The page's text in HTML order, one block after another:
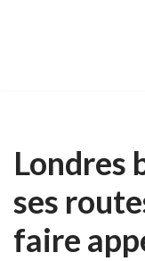
Londres
ses
faire